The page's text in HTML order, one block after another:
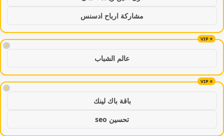
مشاركة ارباح ادسنس
!
عالم الشباب
!
باقة باك لينك
تحسين seo